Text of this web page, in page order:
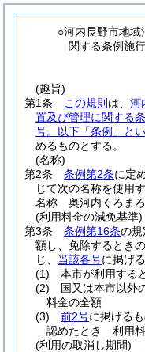
○河内長野市地域
関する条例施
(趣旨)
第1条
この規則 は、 河
置及び管理に関する
号。以下「条例」と
めるものとする。
(名称)
第2条
条例第2条に定
じて次の名称を使用
名称 奥河内くろま
(利用料金の減免基準)
第3条
条例第16条の規
額し、免除するときの
じ、 当該各号に掲げ
(1)
本市が利用す
(2)
国又は本市以外
料金の全額
(3)
前2号に掲げる
認めたとき 利用
(利用の取消し期間)